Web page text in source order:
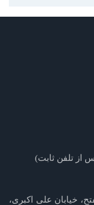
خیابان علی اکبری،